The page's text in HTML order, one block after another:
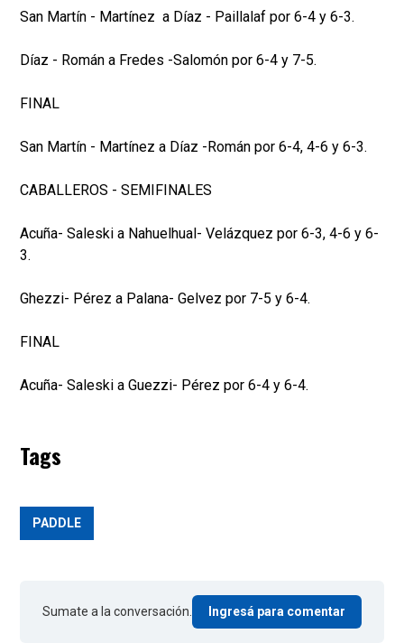
San Martín - Martínez a Díaz - Paillalaf por 6-4 y 6-3.
Díaz - Román a Fredes -Salomón por 6-4 y 7-5.
FINAL
San Martín - Martínez a Díaz -Román por 6-4, 4-6 y 6-3.
CABALLEROS - SEMIFINALES
Acuña- Saleski a Nahuelhual- Velázquez por 6-3, 4-6 y 6-
3.
Ghezzi- Pérez a Palana- Gelvez por 7-5 y 6-4.
FINAL
Acuña- Saleski a Guezzi- Pérez por 6-4 y 6-4.
Tags
PADDLE
Sumate a la conversación. Ingresá para comentar